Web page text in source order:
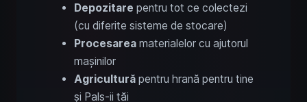
Depozitare pentru tot ce colectezi
(cu diferite sisteme de stocare)
Procesarea materialelor cu ajutorul
mașinilor
Agricultură pentru hrană pentru tine
și Pals-ii tăi